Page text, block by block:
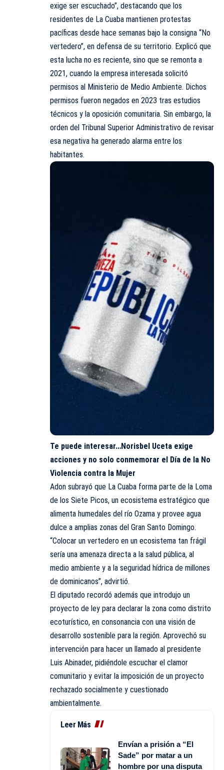
exige ser escuchado”, destacando que los
residentes de La Cuaba mantienen protestas
pacíficas desde hace semanas bajo la consigna “No
vertedero”, en defensa de su territorio. Explicó que
esta lucha no es reciente, sino que se remonta a
2021, cuando la empresa interesada solicitó
permisos al Ministerio de Medio Ambiente. Dichos
permisos fueron negados en 2023 tras estudios
técnicos y la oposición comunitaria. Sin embargo, la
orden del Tribunal Superior Administrativo de revisar
esa negativa ha generado alarma entre los
habitantes.
Te puede interesar…Norisbel Uceta exige
acciones y no solo conmemorar el Día de la No
Violencia contra la Mujer
Adon subrayó que La Cuaba forma parte de la Loma
de los Siete Picos, un ecosistema estratégico que
alimenta humedales del río Ozama y provee agua
dulce a amplias zonas del Gran Santo Domingo.
“Colocar un vertedero en un ecosistema tan frágil
sería una amenaza directa a la salud pública, al
medio ambiente y a la seguridad hídrica de millones
de dominicanos”, advirtió.
El diputado recordó además que introdujo un
proyecto de ley para declarar la zona como distrito
ecoturístico, en consonancia con una visión de
desarrollo sostenible para la región. Aprovechó su
intervención para hacer un llamado al presidente
Luis Abinader, pidiéndole escuchar el clamor
comunitario y evitar la imposición de un proyecto
rechazado socialmente y cuestionado
ambientalmente.
Leer Más
Envían a prisión a “El
Sade” por matar a un
hombre por una disputa